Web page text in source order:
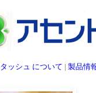
ッシュ について | 製品情